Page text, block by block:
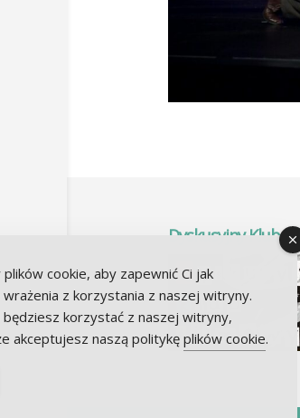
Dyskusyjny Klub
cookie, aby zapewnić Ci jak
z korzystania z naszej witryny.
będziesz korzystać z naszej witryny,
akceptujesz naszą politykę plików cookie.